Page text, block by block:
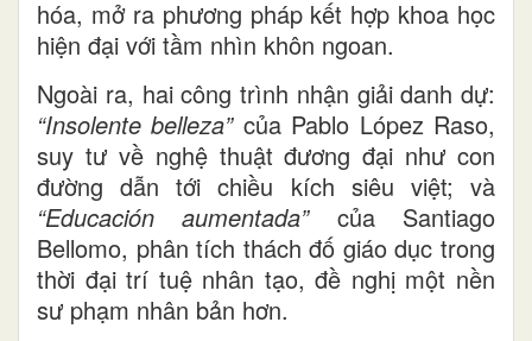
hóa, mở ra phương pháp kết hợp khoa học
hiện đại với tầm nhìn khôn ngoan.
Ngoài ra, hai công trình nhận giải danh dự:
“Insolente belleza”của Pablo López Raso,
suy tư về nghệ thuật đương đại như con
đường dẫn tới chiều kích siêu việt; và
“Educación aumentada”của Santiago
Bellomo, phân tích thách đố giáo dục trong
thời đại trí tuệ nhân tạo, đề nghị một nền
sư phạm nhân bản hơn.